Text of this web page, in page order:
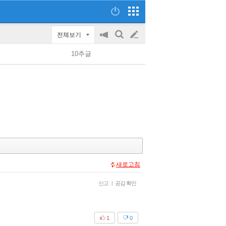
전체보기
공
on/off
검
글
쓰
10추글
새로고침
신고 | 공감 확인
0
1